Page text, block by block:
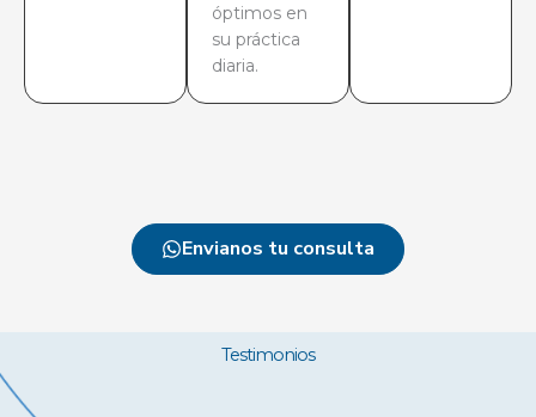
óptimos en
su práctica
diaria.
Envianos tu consulta
Testimonios